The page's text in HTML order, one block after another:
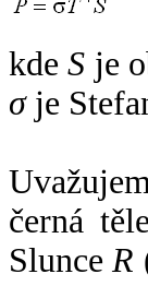
kdeS je
σje
černá
SlunceR